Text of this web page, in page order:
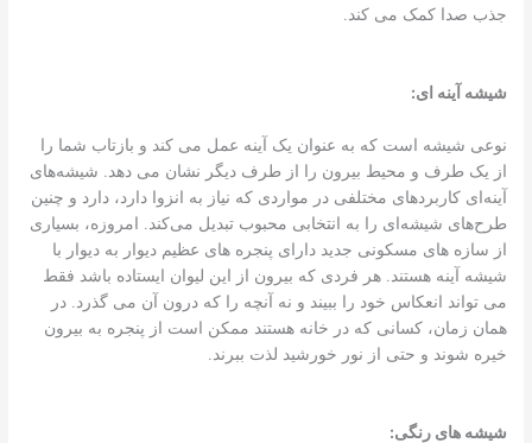
جذب صدا کمک می کند.
شیشه آینه ای:
نوعی شیشه است که به عنوان یک آینه عمل می کند و بازتاب شما را
از یک طرف و محیط بیرون را از طرف دیگر نشان می دهد. شیشه‌های
آینه‌ای کاربردهای مختلفی در مواردی که نیاز به انزوا دارد، دارد و چنین
طرح‌های شیشه‌ای را به انتخابی محبوب تبدیل می‌کند. امروزه، بسیاری
از سازه های مسکونی جدید دارای پنجره های عظیم دیوار به دیوار با
شیشه آینه هستند. هر فردی که بیرون از این لیوان ایستاده باشد فقط
می تواند انعکاس خود را ببیند و نه آنچه را که درون آن می گذرد. در
همان زمان، کسانی که در خانه هستند ممکن است از پنجره به بیرون
خیره شوند و حتی از نور خورشید لذت ببرند.
شیشه های رنگی: